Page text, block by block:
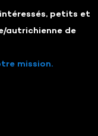
petits et
autrichienne de
mission.